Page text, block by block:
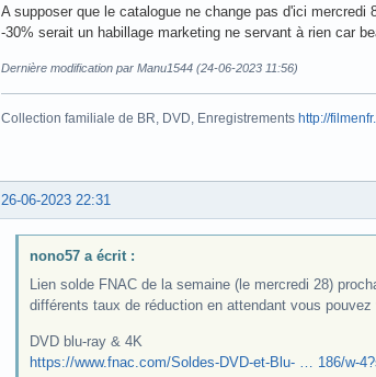
A supposer que le catalogue ne change pas d'ici mercredi
-30% serait un habillage marketing ne servant à rien car
Dernière modification par Manu1544 (24-06-2023 11:56)
Collection familiale de BR, DVD, Enregistrements http://
26-06-2023 22:31
nono57 a écrit :
Lien solde FNAC de la semaine (le mercredi 28)
différents taux de réduction en attendant vous
DVD blu-ray & 4K
https://www.fnac.com/Soldes-DVD-et-Blu- … 186/w-